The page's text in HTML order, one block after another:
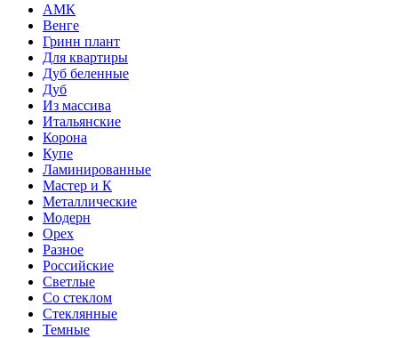
АМК
Венге
Гринн плант
Для квартиры
Дуб беленные
Дуб
Из массива
Итальянские
Корона
Купе
Ламинированные
Мастер и К
Металлические
Модерн
Орех
Разное
Российские
Светлые
Со стеклом
Стеклянные
Темные